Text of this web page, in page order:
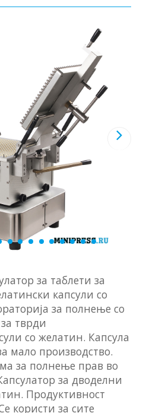
за таблети за
капсули со
за полнење со
тврди
со желатин. Капсула
мало производство.
за полнење прав во
за дводелни
Продуктивност
користи за сите